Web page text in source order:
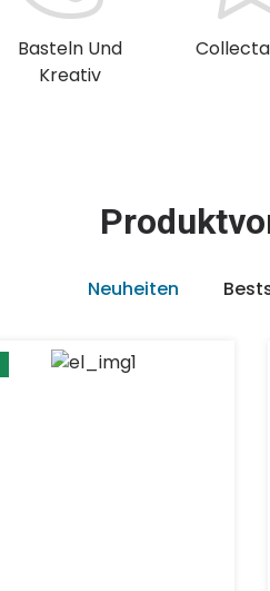
Basteln Und
Kreativ
Neuheiten